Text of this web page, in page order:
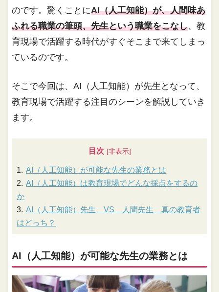
のです。驚くことにAI（人工知能）が、人間味あ
ふれる職業の筆頭、先生という職業をこなし、教
育現場で活躍する時代がすぐそこまで来てしまっ
ているのです。
そこで今回は、AI（人工知能）が先生となって、
教育現場で活躍する注目のシーンを解説していき
ます。
目次
AI（人工知能）が可能な先生の業務とは
AI（人工知能）は教育現場でどんな採点をするの
か
AI（人工知能）先生 VS 人間先生 真の教育者
はどっち？
AI（人工知能）が可能な先生の業務とは